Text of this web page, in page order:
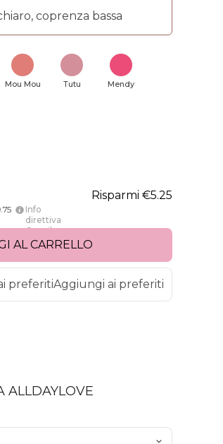
coprenza bassa
Mou Mou Tutu Mendy
Risparmi €5.25
Info
direttiva
Omnibus
AL CARRELLO
preferitiAggiungi ai preferiti
ALLDAYLOVE